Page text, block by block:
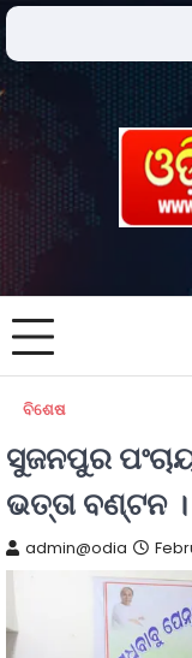
ବିଶେଷ
ସୁଜନପୁର
ଭତ୍ତା ବଣ୍ଟନ ।
admin@odia